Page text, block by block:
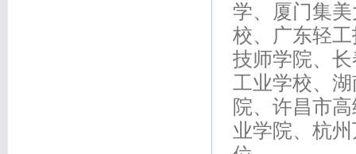
学、厦门集
校、广东轻
技师学院、
工业学校、
院、许昌市
业学院、杭